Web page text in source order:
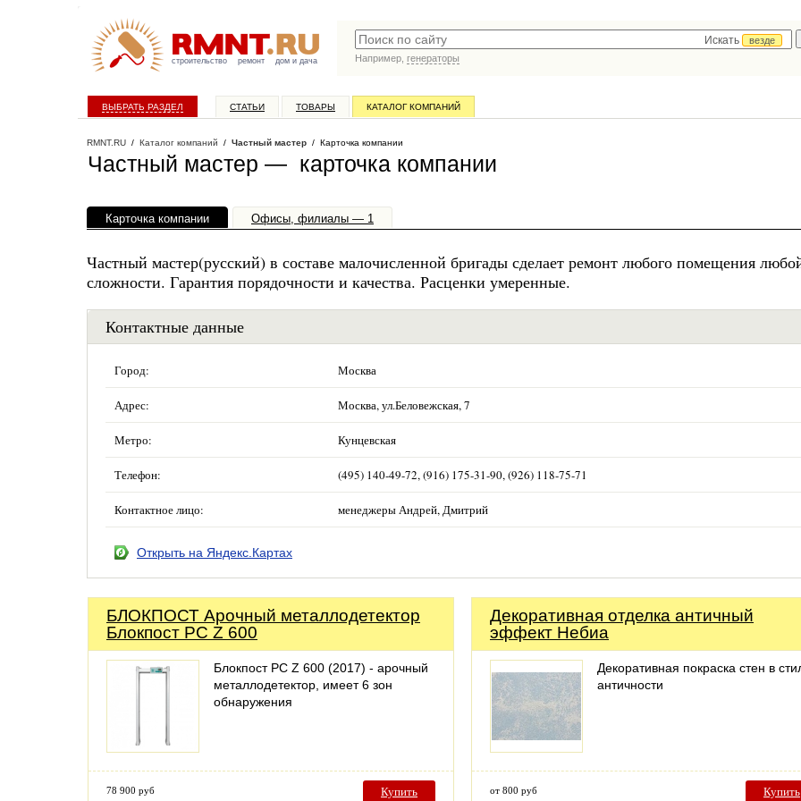
строительство ремонт дом и дача
Искать
везде
Например, генераторы
ВЫБРАТЬ РАЗДЕЛ СТАТЬИ ТОВАРЫ КАТАЛОГ КОМПАНИЙ
RMNT.RU / Каталог компаний / Частный мастер / Карточка компании
Частный мастер — карточка компании
Карточка компании Офисы, филиалы — 1
Частный мастер(русский) в составе малочисленной бригады сделает ремонт любого помещения
сложности. Гарантия порядочности и качества. Расценки умеренные.
Контактные данные
Город: Москва
Адрес: Москва, ул.Беловежская, 7
Метро: Кунцевская
Телефон: (495) 140-49-72, (916) 175-31-90, (926) 118-75-71
Контактное лицо: менеджеры Андрей, Дмитрий
Открыть на Яндекс.Картах
БЛОКПОСТ Арочный металлодетектор
Блокпост PC Z 600
Блокпост PC Z 600 (2017) - арочный
металлодетектор, имеет 6 зон
обнаружения
78 900 руб Купить
Декоративная отделка античный
эффект Небиа
Декоративная покраска стен в
античности
от 800 руб Купить